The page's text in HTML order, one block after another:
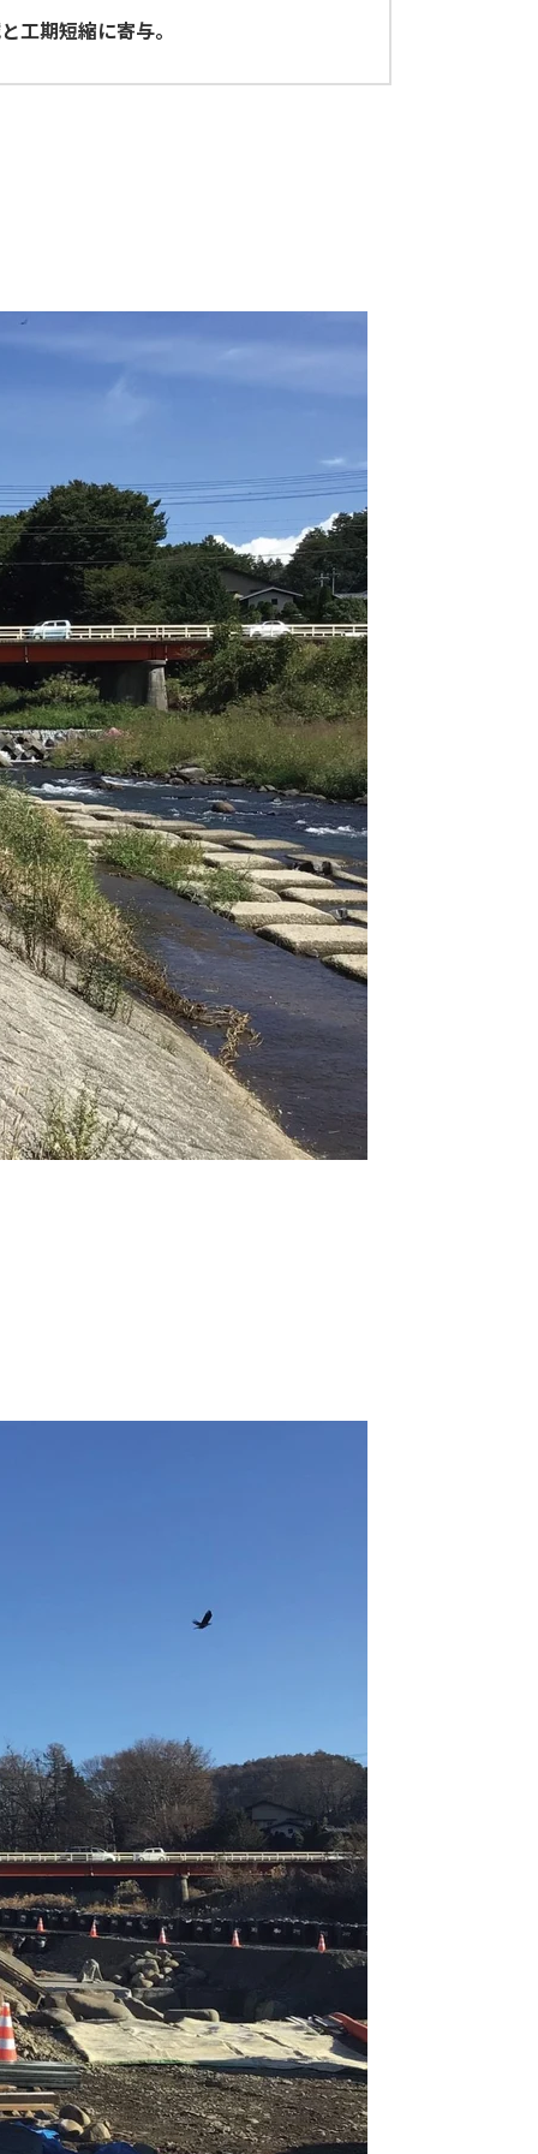
工期短縮に寄与。